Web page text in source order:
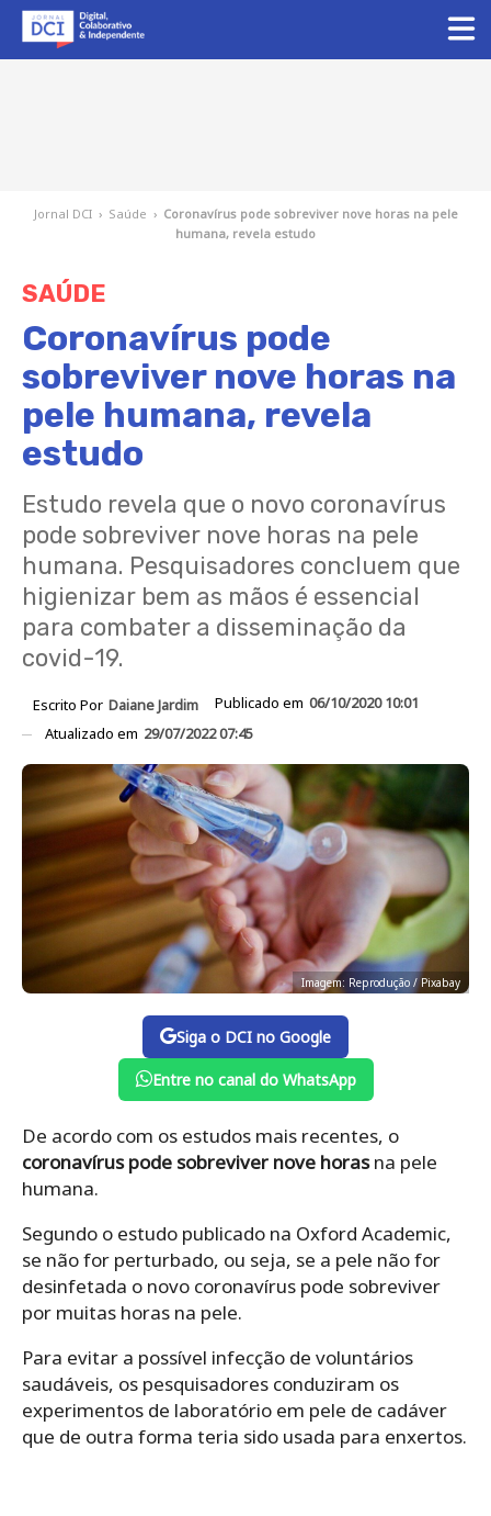
Jornal DCI › Saúde › Coronavírus pode sobreviver nove horas na pele
humana, revela estudo
SAÚDE
Coronavírus pode
sobreviver nove horas na
pele humana, revela
estudo
Estudo revela que o novo coronavírus
pode sobreviver nove horas na pele
humana. Pesquisadores concluem que
higienizar bem as mãos é essencial
para combater a disseminação da
covid-19.
Escrito Por Daiane Jardim Publicado em 06/10/2020 10:01
Atualizado em 29/07/2022 07:45
Imagem: Reprodução / Pixabay
Siga o DCI no Google
Entre no canal do WhatsApp
De acordo com os estudos mais recentes, o
coronavírus pode sobreviver nove horasna pele
humana.
Segundo o estudo publicado na Oxford Academic,
se não for perturbado, ou seja, se a pele não for
desinfetada o novo coronavírus pode sobreviver
por muitas horas na pele.
Para evitar a possível infecção de voluntários
saudáveis, os pesquisadores conduziram os
experimentos de laboratório em pele de cadáver
que de outra forma teria sido usada para enxertos.